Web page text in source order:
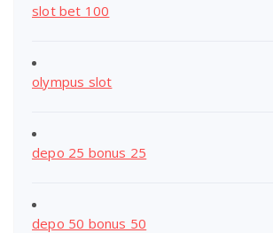
slot bet 100
olympus slot
depo 25 bonus 25
depo 50 bonus 50